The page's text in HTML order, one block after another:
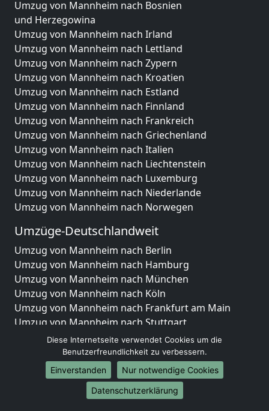
Umzug von Mannheim nach Bosnien
und Herzegowina
Umzug von Mannheim nach Irland
Umzug von Mannheim nach Lettland
Umzug von Mannheim nach Zypern
Umzug von Mannheim nach Kroatien
Umzug von Mannheim nach Estland
Umzug von Mannheim nach Finnland
Umzug von Mannheim nach Frankreich
Umzug von Mannheim nach Griechenland
Umzug von Mannheim nach Italien
Umzug von Mannheim nach Liechtenstein
Umzug von Mannheim nach Luxemburg
Umzug von Mannheim nach Niederlande
Umzug von Mannheim nach Norwegen
Umzüge-Deutschlandweit
Umzug von Mannheim nach Berlin
Umzug von Mannheim nach Hamburg
Umzug von Mannheim nach München
Umzug von Mannheim nach Köln
Umzug von Mannheim nach Frankfurt am Main
Umzug von Mannheim nach Stuttgart
Umzug von Mannheim nach Düsseldorf
Umzug von Mannheim nach Leipzig
Umzug von Mannheim nach Dortmund
Umzug von Mannheim nach Essen
Umzug von Mannheim nach Bremen
Diese Internetseite verwendet Cookies um die
Benutzerfreundlichkeit zu verbessern.
Einverstanden
Nur notwendige Cookies
Datenschutzerklärung